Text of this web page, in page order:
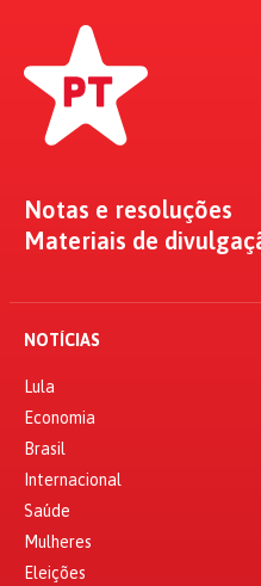
Notas e resoluções
Materiais de
NOTÍCIAS
Lula
Economia
Brasil
Internacional
Saúde
Mulheres
Eleições